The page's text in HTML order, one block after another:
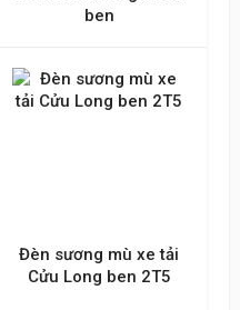
ben
Đèn sương mù xe tải
Cửu Long ben 2T5